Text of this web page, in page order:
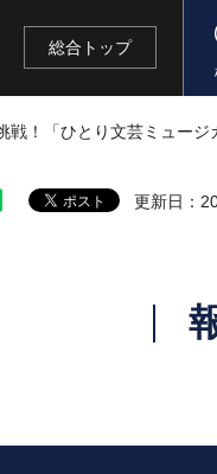
総合 トップ
戦！「ひとり文芸ミュージ
更新日：